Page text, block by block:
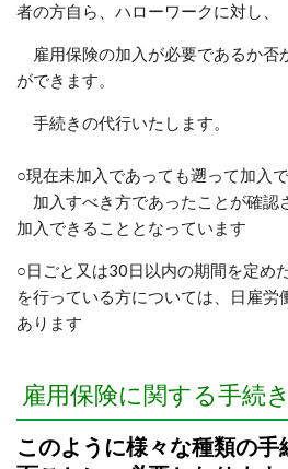
者の方自ら、ハローワークに対し、
雇用保険の加入が必要であるか否
ができます。
手続きの代行いたします。
○現在未加入であっても遡って加入
加入すべき方であったことが確認
加入できることとなっています
○日ごと又は30日以内の期間を定め
を行っている方については、日雇労
あります
雇用保険に関する手続
このように様々な種類の